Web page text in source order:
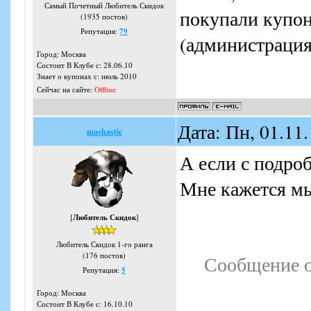
Самый Почетный Любитель Скидок
(1935 постов)
Репутация:79
Город: Москва
Состоит В Клубе с: 28.06.10
Знает о купонах с: июль 2010
Сейчас на сайте: Offline
покупали
mashastic Дата: Пн,
[Любитель Скидок]
Любитель Скидок 1-го ранга
(176 постов)
Репутация:5
Город: Москва
Состоит В Клубе с: 16.10.10
А если с
Мне кажется
Сообщение